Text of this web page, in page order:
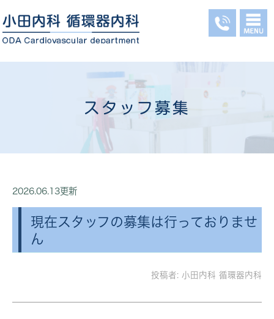
スタッフ募集
2026.06.13更新
現在スタッフの募集は行っておりませ
ん
投稿者: 小田内科 循環器内科